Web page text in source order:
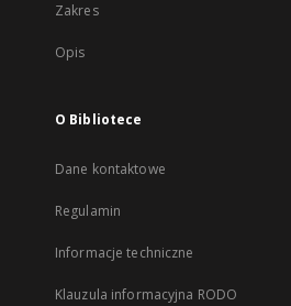
Zakres
Opis
O Bibliotece
Dane kontaktowe
Regulamin
Informacje techniczne
Klauzula informacyjna RODO